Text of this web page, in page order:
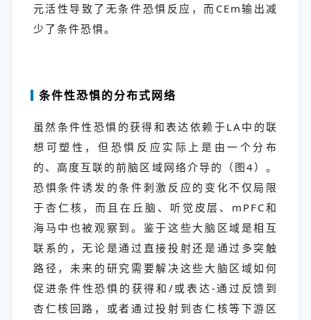
元活性导致了无条件恐惧反应，而CEm输出减
少了条件恐惧。
条件性恐惧的分布式网络
虽然条件性恐惧的获得和表达依赖于LA中的联
想可塑性，但恐惧反应实际上是由一个分布
的、高度互联的前脑区域网络介导的（图4）。
恐惧条件诱发的条件刺激反应的变化不仅局限
于杏仁核，而且在丘脑、听觉皮层、mPFC和
海马中也被观察到。鉴于这些大脑区域是相互
联系的，无论是通过直接投射还是通过多突触
路径，未来的研究需要解决这些大脑区域如何
促进条件性恐惧的获得和/或表达-通过反馈到
杏仁核回路，或者通过投射到杏仁核等下游区